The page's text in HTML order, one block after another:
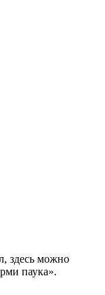
здесь можно
паука».